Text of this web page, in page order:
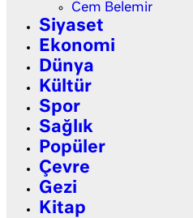
Cem Belemir
Siyaset
Ekonomi
Dünya
Kültür
Spor
Sağlık
Popüler
Çevre
Gezi
Kitap